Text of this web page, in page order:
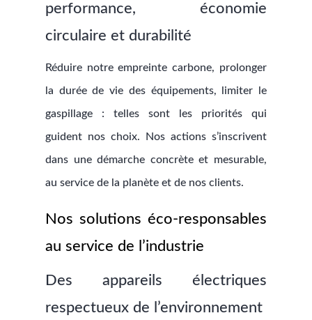
performance, économie
circulaire et durabilité
Réduire notre empreinte carbone, prolonger
la durée de vie des équipements, limiter le
gaspillage : telles sont les priorités qui
guident nos choix. Nos actions s’inscrivent
dans une démarche concrète et mesurable,
au service de la planète et de nos clients.
Nos solutions éco-responsables
au service de l’industrie
Des appareils électriques
respectueux de l’environnement